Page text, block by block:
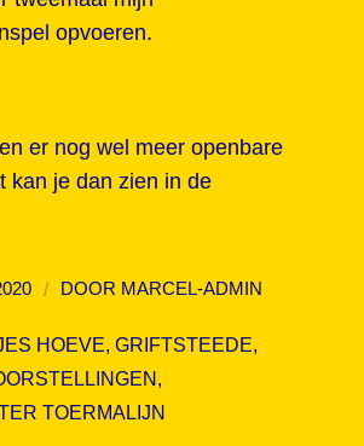
opvoeren.
er nog wel meer openbare
kan je dan zien in de
/ DOOR MARCEL-ADMIN
HOEVE, GRIFTSTEEDE,
,
TOERMALIJN